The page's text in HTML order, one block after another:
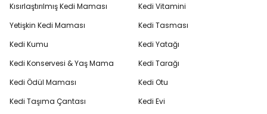
Kısırlaştırılmış Kedi Maması
Yetişkin Kedi Maması
Kedi Kumu
Kedi Konservesi & Yaş Mama
Kedi Ödül Maması
Kedi Taşıma Çantası
Kedi Vitamini
Kedi Tasması
Kedi Yatağı
Kedi Tarağı
Kedi Otu
Kedi Evi